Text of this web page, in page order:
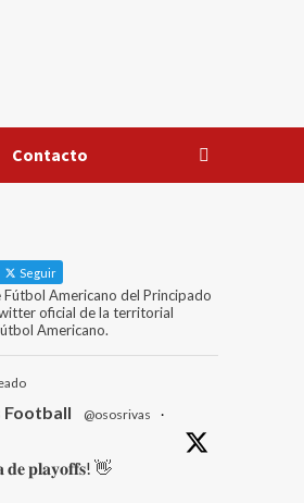
Contacto
Seguir
Fútbol Americano del Principado
oficial de la territorial
Americano.
Football @ososrivas
·
𝐝𝐞 𝐩𝐥𝐚𝐲𝐨𝐟𝐟𝐬! 👋